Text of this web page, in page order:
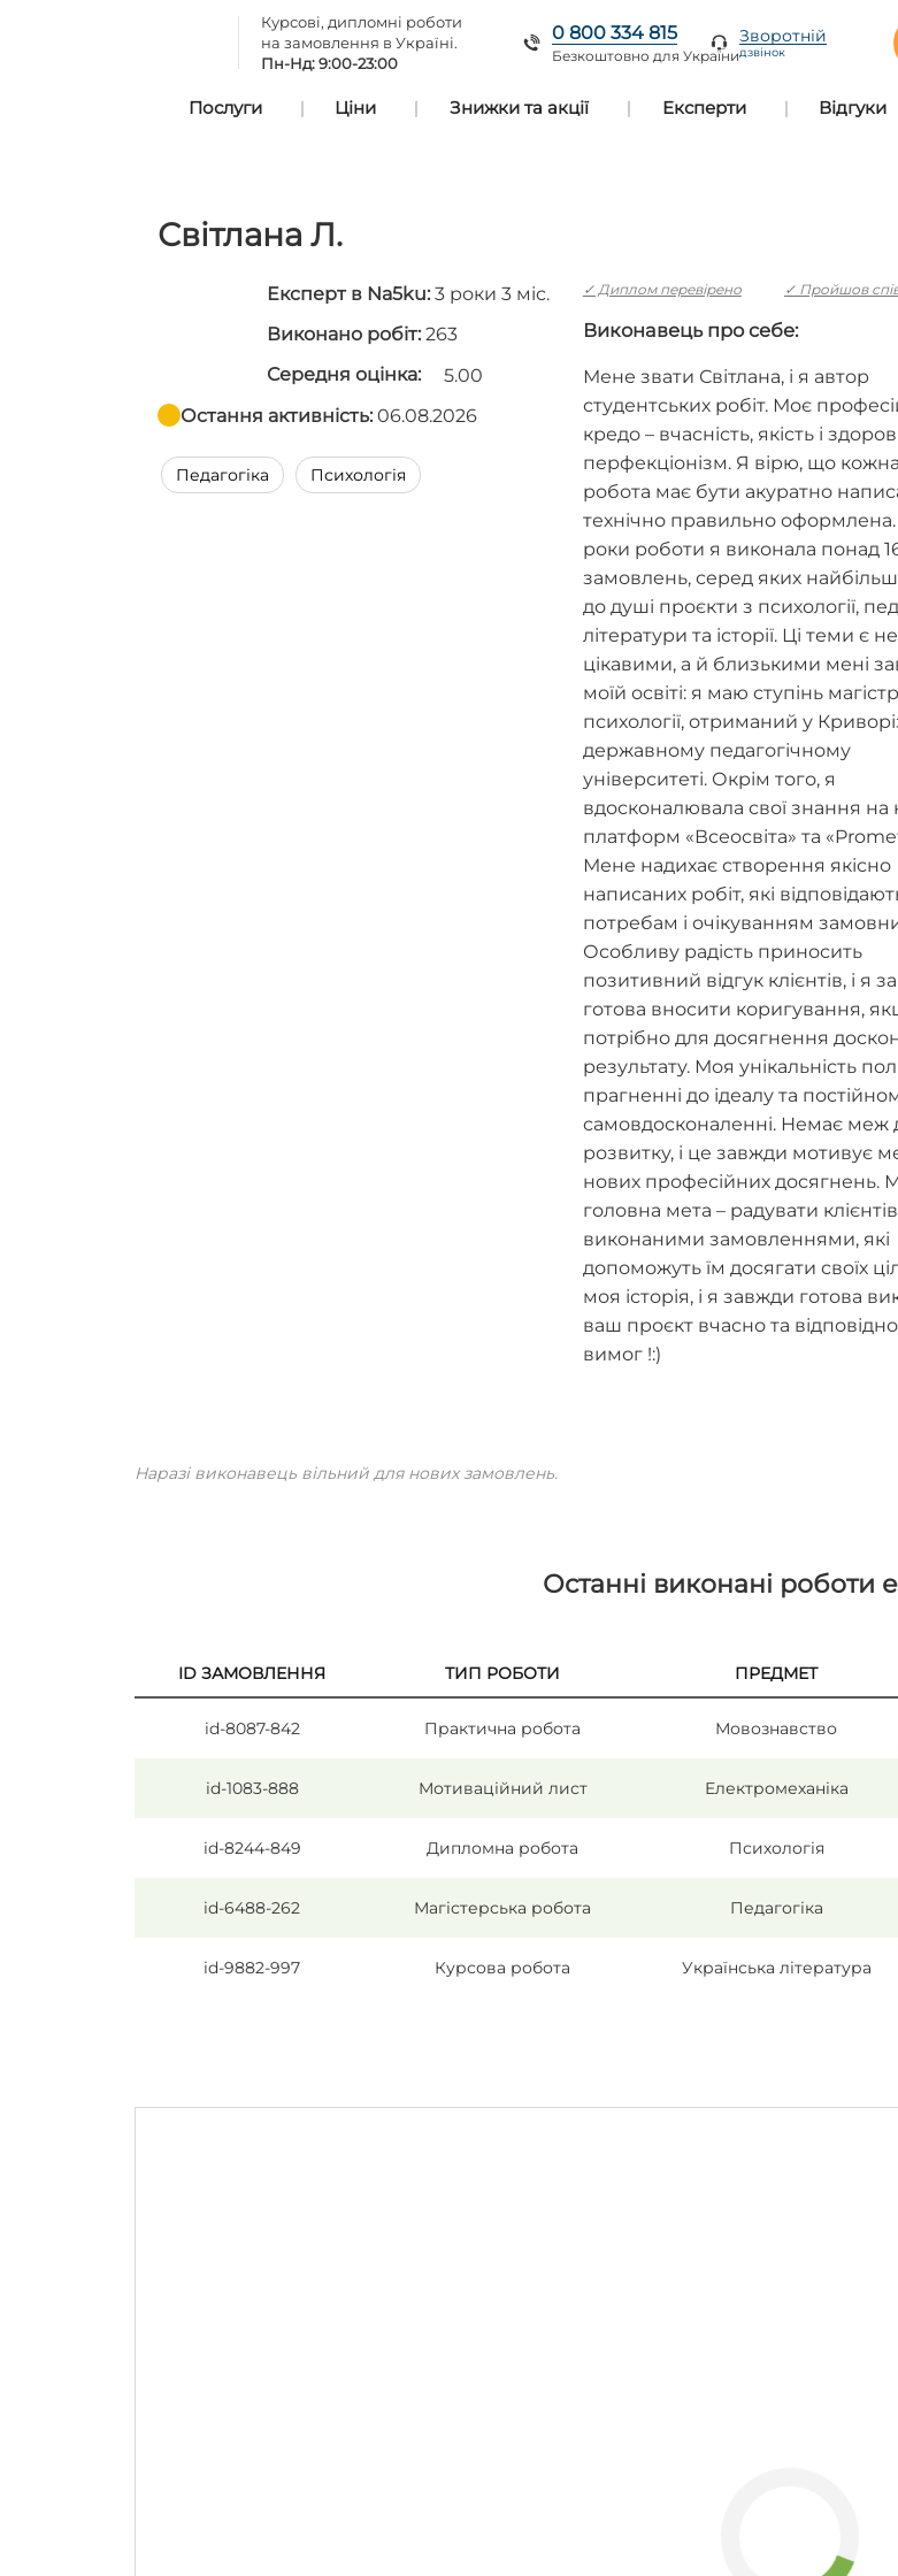
Курсові, дипломні роботи
на замовлення в Україні.
Пн-Нд: 9:00-23:00
0 800 334 815
Безкоштовно для України
Зворотній
дзвінок
Послуги Ціни Знижки та акції Експерти Відгуки
Світлана Л.
Експерт в Na5ku: 3 роки 3 міс.
Виконано робіт: 263
Середня оцінка:
5.00
Остання активність: 06.08.2026
Педагогіка Психологія
✓ Диплом перевірено ✓ Пройшов
Виконавець про себе:
Мене звати Світлана, і я автор
студентських робіт. Моє
кредо – вчасність, якість і
перфекціонізм. Я вірю, що кожна
робота має бути акуратно
технічно правильно оформлена.
роки роботи я виконала понад
замовлень, серед яких
до душі проєкти з психології,
літератури та історії. Ці теми є
цікавими, а й близькими мені
моїй освіті: я маю ступінь
психології, отриманий у
державному педагогічному
університеті. Окрім того, я
вдосконалювала свої знання на
платформ «Всеосвіта» та
Мене надихає створення якісно
написаних робіт, які
потребам і очікуванням
Особливу радість приносить
позитивний відгук клієнтів, і я
готова вносити коригування,
потрібно для досягнення
результату. Моя унікальність
прагненні до ідеалу та
самовдосконаленні. Немає меж
розвитку, і це завжди мотивує
нових професійних досягнень.
головна мета – радувати
виконаними замовленнями, які
допоможуть їм досягати своїх
моя історія, і я завжди готова
ваш проєкт вчасно та
вимог !:)
Наразі виконавець вільний для нових замовлень.
Останні виконані роботи
ID ЗАМОВЛЕННЯ ТИП РОБОТИ ПРЕДМЕТ
id-8087-842 Практична робота Мовознавство
id-1083-888 Мотиваційний лист Електромеханіка
id-8244-849 Дипломна робота Психологія
id-6488-262 Магістерська робота Педагогіка
id-9882-997 Курсова робота Українська література